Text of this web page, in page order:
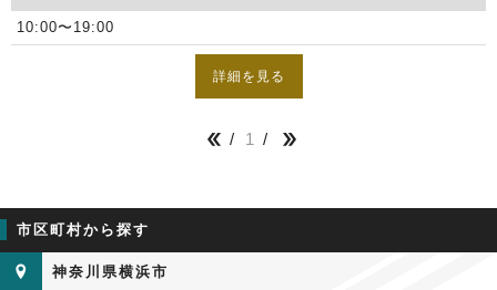
10:00〜19:00
詳細を見る
 1 
市区町村から探す
神奈川県横浜市